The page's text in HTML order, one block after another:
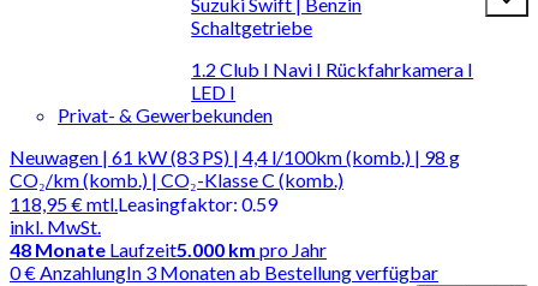
Schaltgetriebe
1.2 Club I Navi I Rückfahrkamera I
LED I
Privat- & Gewerbekunden
Neuwagen | 61 kW (83 PS) | 4,4 l/100km (komb.) | 98 g
CO₂/km (komb.) | CO₂-Klasse C (komb.)
118,95 €mtl.
inkl. MwSt.
Leasingfaktor: 0.59
48 Monate Laufzeit5.000 km pro Jahr
0 € AnzahlungIn 3 Monaten ab Bestellung verfügbar